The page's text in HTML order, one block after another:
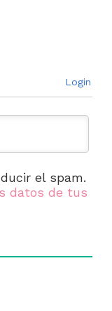
Login
el spam.
datos de tus